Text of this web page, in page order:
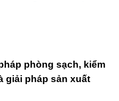
phòng sạch, kiểm
giải pháp sản xuất